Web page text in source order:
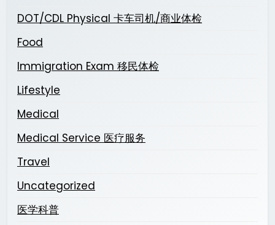
DOT/CDL Physical 卡车司机/商业体检
Food
Immigration Exam 移民体检
Lifestyle
Medical
Medical Service 医疗服务
Travel
Uncategorized
医学科普